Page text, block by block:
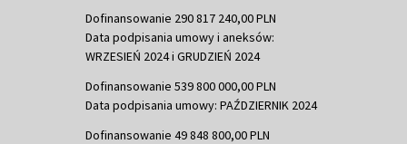
Dofinansowanie 290 817 240,00 PLN
Data podpisania umowy i aneksów:
WRZESIEŃ 2024 i GRUDZIEŃ 2024
Dofinansowanie 539 800 000,00 PLN
Data podpisania umowy: PAŹDZIERNIK 2024
Dofinansowanie 49 848 800,00 PLN